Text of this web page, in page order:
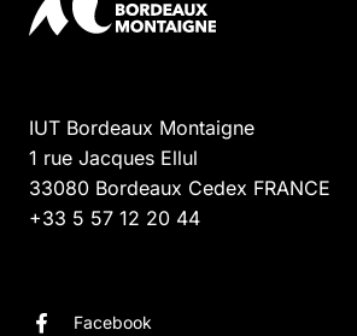
IUT Bordeaux Montaigne
1 rue Jacques Ellul
33080 Bordeaux Cedex FRANCE
+33 5 57 12 20 44
Facebook